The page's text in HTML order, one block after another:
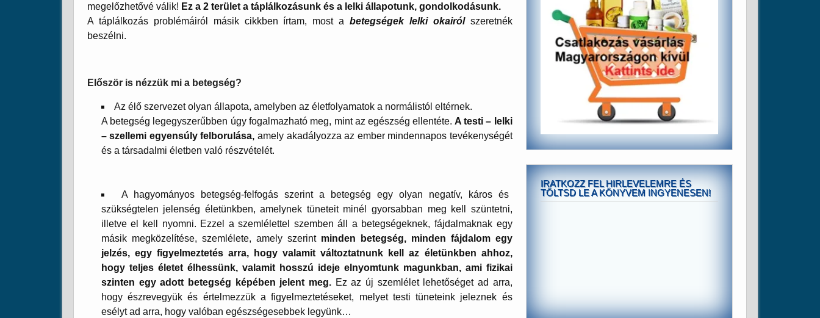
megelőzhetővé válik! Ez a 2 terület a táplálkozásunk és a lelki állapotunk, gondolkodásunk.
A táplálkozás problémáiról másik cikkben írtam, most abetegségek lelki okairólszeretnék
beszélni.
Először is nézzük mi a betegség?
Az élő szervezet olyan állapota, amelyben az életfolyamatok a normálistól eltérnek.
A betegség legegyszerűbben úgy fogalmazható meg, mint az egészség ellentéte. A testi – lelki
– szellemi egyensúly felborulása, amely akadályozza az ember mindennapos tevékenységét
és a társadalmi életben való részvételét.
A hagyományos betegség-felfogás szerint a betegség egy olyan negatív, káros és
szükségtelen jelenség életünkben, amelynek tüneteit minél gyorsabban meg kell szüntetni,
illetve el kell nyomni. Ezzel a szemlélettel szemben áll a betegségeknek, fájdalmaknak egy
másik megközelítése, szemlélete, amely szerint minden betegség, minden fájdalom egy
jelzés, egy figyelmeztetés arra, hogy valamit változtatnunk kell az életünkben ahhoz,
hogy teljes életet élhessünk, valamit hosszú ideje elnyomtunk magunkban, ami fizikai
szinten egy adott betegség képében jelent meg.Ez az új szemlélet lehetőséget ad arra,
hogy észrevegyük és értelmezzük a figyelmeztetéseket, melyet testi tüneteink jeleznek és
esélyt ad arra, hogy valóban egészségesebbek legyünk…
IRATKOZZ FEL HIRLEVELEMRE ÉS
TÖLTSD LE A KÖNYVEM INGYENESEN!